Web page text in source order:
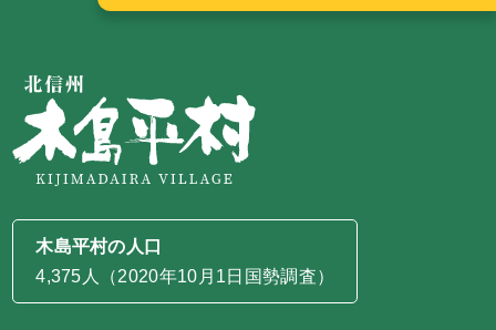
木島平村の人口
4,375人（2020年10月1日国勢調査）